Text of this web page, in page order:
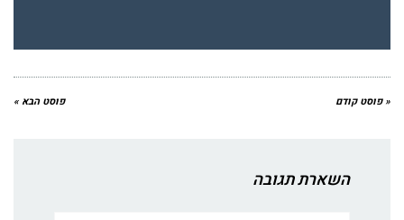
« פוסט קודם פוסט הבא »
השארת תגובה